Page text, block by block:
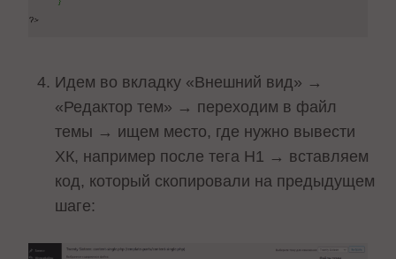
Идем во вкладку «Внешний вид» →
«Редактор тем» → переходим в файл
темы → ищем место, где нужно вывести
ХК, например после тега H1 → вставляем
код, который скопировали на предыдущем
шаге: